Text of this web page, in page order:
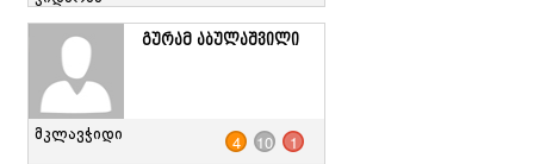
გურამ აბულაშვილი
მკლავჭიდი 4 10 1